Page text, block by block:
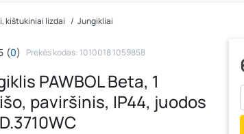
kištukiniai lizdai Jungikliai
(0) Prekės kodas: 1010018 1059858
PAWBOL Beta, 1
paviršinis, IP44, juodos